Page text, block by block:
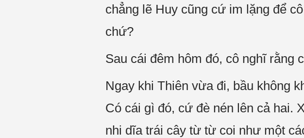
chẳng lẽ Huy cũng cứ im lặng để
chứ?
Sau cái đêm hôm đó, cô nghĩ rằng
Ngay khi Thiên vừa đi, bầu không
Có cái gì đó, cứ đè nén lên cả hai.
nhi dĩa trái cây từ từ coi như một